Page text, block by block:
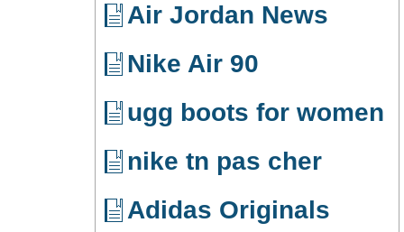
Air Jordan News
Nike Air 90
ugg boots for women
nike tn pas cher
Adidas Originals